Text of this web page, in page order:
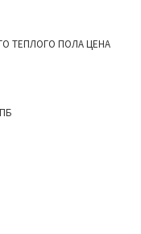
ТЕПЛОГО ПОЛА ЦЕНА